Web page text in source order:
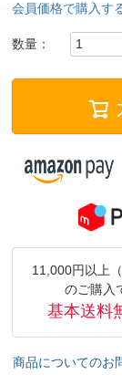
会員価格で購入す
11,000円以上（
のご購入
基本送料
商品についてのお